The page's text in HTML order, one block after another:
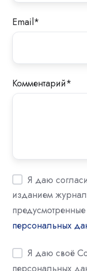
Email*
Комментарий*
Я даю
изданием
предусмотренные
персональных
Я даю своё
персональных